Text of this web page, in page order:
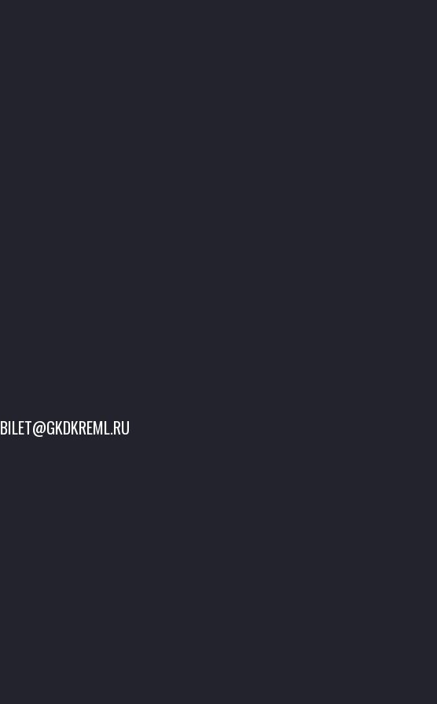
BILET@GKDKREML.RU